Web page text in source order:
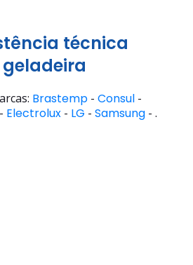
técnica
geladeira
Brastemp- Consul-
- Electrolux - LG - Samsung - .